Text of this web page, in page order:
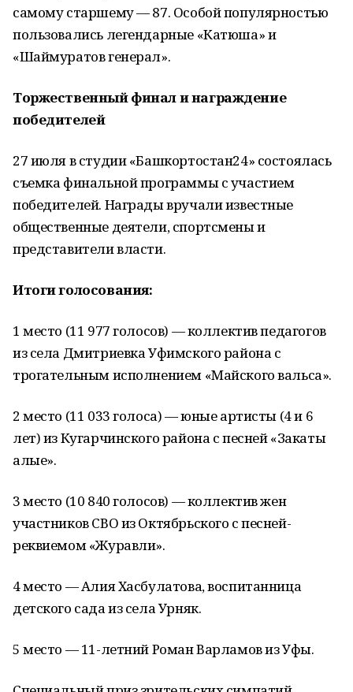
самому старшему — 87. Особой популярностью
пользовались легендарные «Катюша» и
«Шаймуратов генерал».
Торжественный финал и награждение
победителей
27 июля в студии «Башкортостан24» состоялась
съемка финальной программы с участием
победителей. Награды вручали известные
общественные деятели, спортсмены и
представители власти.
Итоги голосования:
1 место (11 977 голосов) — коллектив педагогов
из села Дмитриевка Уфимского района с
трогательным исполнением «Майского вальса».
2 место (11 033 голоса) — юные артисты (4 и 6
лет) из Кугарчинского района с песней «Закаты
алые».
3 место (10 840 голосов) — коллектив жен
участников СВО из Октябрьского с песней-
реквиемом «Журавли».
4 место — Алия Хасбулатова, воспитанница
детского сада из села Урняк.
5 место — 11-летний Роман Варламов из Уфы.